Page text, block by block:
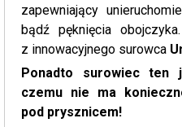
zapewniający
bądź pęknięcia
z innowacyjnego surowca
Ponadto surowiec ten
czemu nie ma
pod prysznicem!